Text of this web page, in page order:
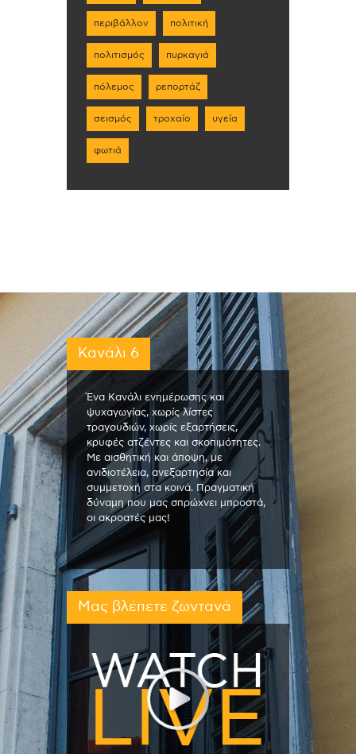
περιβάλλον πολιτική
πολιτισμός πυρκαγιά
πόλεμος ρεπορτάζ
σεισμός τροχαίο υγεία
φωτιά
Κανάλι 6
Ένα Κανάλι ενημέρωσης και
ψυχαγωγίας, χωρίς λίστες
τραγουδιών, χωρίς εξαρτήσεις,
κρυφές ατζέντες και σκοπιμότητες.
Με αισθητική και άποψη, με
ανιδιοτέλεια, ανεξαρτησία και
συμμετοχή στα κοινά. Πραγματική
δύναμη που μας σπρώχνει μπροστά,
οι ακροατές μας!
Μας βλέπετε ζωντανά